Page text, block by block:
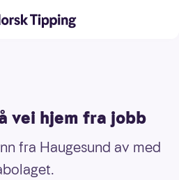
vei hjem fra jobb
fra Haugesund av med